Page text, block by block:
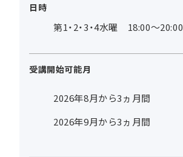
日時
第1・2・3・4水曜 18:00～20:00
受講開始可能月
2026年8月から3ヵ月間
2026年9月から3ヵ月間